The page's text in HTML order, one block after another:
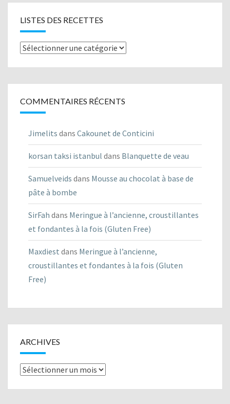
LISTES DES RECETTES
Listes
COMMENTAIRES RÉCENTS
Jimelits dans Cakounet de Conticini
korsan taksi istanbul dans Blanquette de veau
Samuelveids dans Mousse au chocolat à base de
pâte à bombe
SirFah dans Meringue à l’ancienne, croustillantes
et fondantes à la fois (Gluten Free)
Maxdiest dans Meringue à l’ancienne,
croustillantes et fondantes à la fois (Gluten
Free)
ARCHIVES
Archives